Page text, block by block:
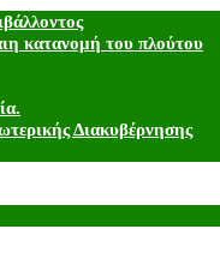
κατανομή του πλούτου
Διακυβέρνησης